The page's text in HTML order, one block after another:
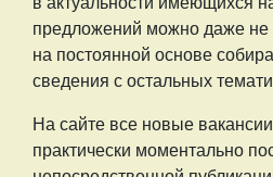
предложений можно даже не
на постоянной основе
сведения с остальных
На сайте все новые
практически моментально